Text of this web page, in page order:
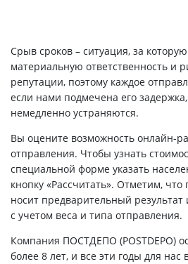
Срыв сроков – ситуация, за
материальную ответственность и
репутации, поэтому каждое
если нами подмечена его
немедленно устраняются.
Вы оцените возможность онлайн-
отправления. Чтобы узнать
специальной форме указать
кнопку «Рассчитать». Отметим,
носит предварительный результат
с учетом веса и типа отправления.
Компания ПОСТДЕПО (POSTDEPO)
более 8 лет, и все эти годы для